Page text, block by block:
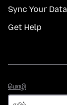
Sync Your Data
Get Help
மொழி